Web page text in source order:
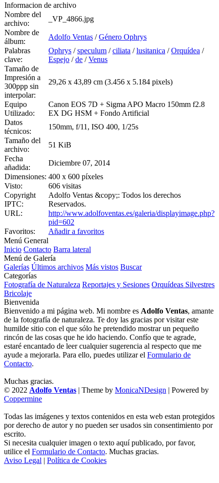
Informacion de archivo
Nombre del
archivo:
_VP_4866.jpg
Nombre de
álbum:
Adolfo Ventas /Género Ophrys
Palabras
clave:
Ophrys /speculum /ciliata /lusitanica /Orquídea /
Espejo /de /Venus
Tamaño de
Impresión a
300ppp sin
interpolar:
29,26 x 43,89 cm (3.456 x 5.184 pixels)
Equipo
Utilizado:
Canon EOS 7D + Sigma APO Macro 150mm f2.8
EX DG HSM + Fondo Artificial
Datos
técnicos:
150mm, f/11, ISO 400, 1/25s
Tamaño del
archivo:
51 KiB
Fecha
añadida:
Diciembre 07, 2014
Dimensiones: 400 x 600 píxeles
Visto:
606 visitas
Copyright
IPTC:
Adolfo Ventas &copy;: Todos los derechos
Reservados.
URL:
http://www.adolfoventas.es/galeria/displayimage.php?
pid=602
Favoritos:
Añadir a favoritos
Menú General
Inicio Contacto Barra lateral
Menú de Galería
Galerías Últimos archivos Más vistos Buscar
Categorías
Fotografía de Naturaleza Reportajes y Sesiones Orquídeas Silvestres
Bricolaje
Bienvenida
Bienvenido a mi página web. Mi nombre es Adolfo Ventas, amante
de la fotografía de naturaleza. Te doy las gracias por visitar este
humilde sitio con el que sólo he pretendido mostrar un pequeño
rincón de las cosas que he ido haciendo. Confío que te agrade,
estaré encantado de leer cualquier sugerencia al respecto que me
ayude a mejorarla. Para ello, puedes utilizar el Formulario de
Contacto.
Muchas gracias.
© 2022 Adolfo Ventas | Theme by MonicaNDesign | Powered by
Coppermine
Todas las imágenes y textos contenidos en esta web estan protegidos
por derecho de autor y no pueden ser usados sin consentimiento por
escrito.
Si necesita cualquier imagen o texto aquí publicado, por favor,
utilice el Formulario de Contacto. Muchas gracias.
Aviso Legal | Política de Cookies